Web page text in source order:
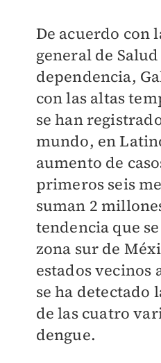
De acuerdo con
general de
dependencia,
con las altas
se han
mundo, en
aumento de
primeros seis
suman 2
tendencia que
zona sur de
estados vecinos
se ha detectado
de las cuatro
dengue.